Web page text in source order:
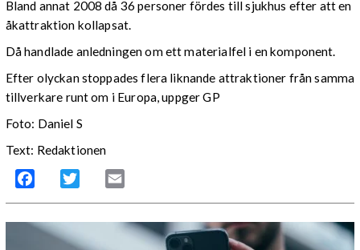
Bland annat 2008 då 36 personer fördes till sjukhus efter att en
åkattraktion kollapsat.
Då handlade anledningen om ett materialfel i en komponent.
Efter olyckan stoppades flera liknande attraktioner från samma
tillverkare runt om i Europa, uppger GP
Foto: Daniel S
Text: Redaktionen
Facebook Twitter